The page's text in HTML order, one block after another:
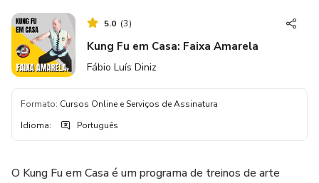
5.0 (3)
Kung Fu em Casa: Faixa Amarela
Fábio Luís Diniz
Formato: Cursos Online e Serviços de Assinatura
Idioma: Português
O Kung Fu em Casa é um programa de treinos de arte